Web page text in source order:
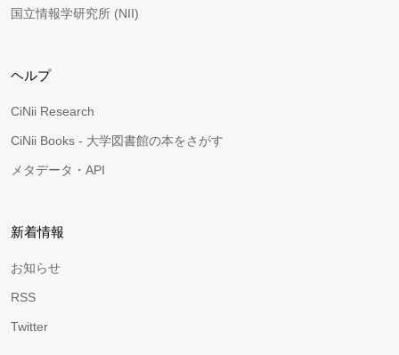
国立情報学研究所 (NII)
ヘルプ
CiNii Research
CiNii Books - 大学図書館の本をさがす
メタデータ・API
新着情報
お知らせ
RSS
Twitter